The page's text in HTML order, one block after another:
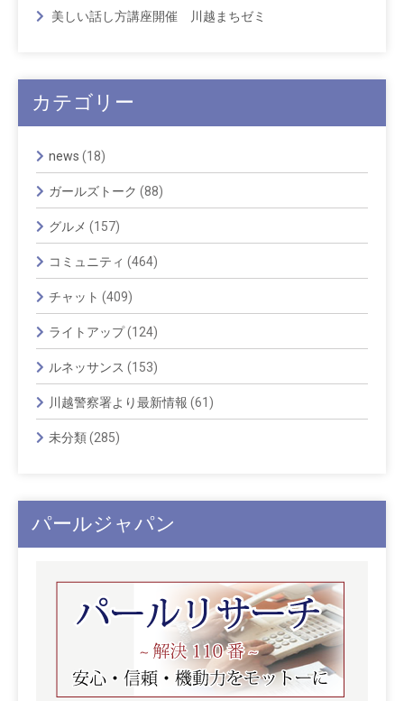
美しい話し方講座開催 川越まちゼミ
カテゴリー
news (18)
ガールズトーク (88)
グルメ (157)
コミュニティ (464)
チャット (409)
ライトアップ(124)
ルネッサンス (153)
川越警察署より最新情報 (61)
未分類(285)
パールジャパン